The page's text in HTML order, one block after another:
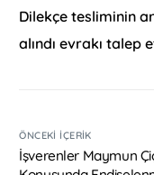
Dilekçe tesliminin
alındı evrakı talep
ÖNCEKI İÇERIK
İşverenler Maymun